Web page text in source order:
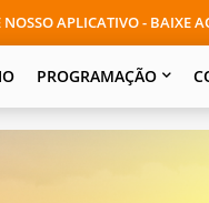
APLICATIVO - BAIXE
PROGRAMAÇÃO